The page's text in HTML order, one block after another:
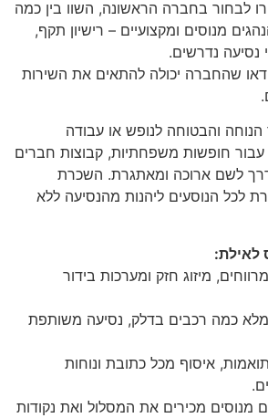
לבחור בחברה הראשונה, השוו בין כמה
מנוסים ומקצועיים – רישיון תקף,
נסיעה נדרשים.
ודאו שהחברה יכולה להתאים את השירות
והבטוחה לנופש או עבודה
עבור חופשות משפחתיות, קבוצות חברים
לשם ארוכה ומאתגרת. השכרת
לכל הנוסעים ליהנות מהנסיעה ללא
לאילת:
מיזוג חזק ומערכות בידור
כמה רכבים בדלק, נסיעה משותפת
איסוף מכל כתובת ונוחות
מנוסים מכירים את המסלול ואת נקודות